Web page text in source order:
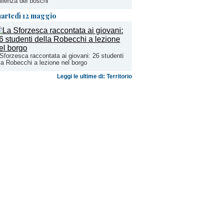
12 maggio
raccontata ai giovani: 26 studenti
Robecchi a lezione nel borgo
Leggi le ultime di: Territorio